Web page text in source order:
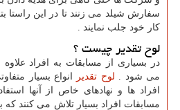
سفارش شیلد می زنند تا در این راستا
کار خود جلب نمایند .
لوح تقدیر چیست ؟
در بسیاری از مسابقات به افراد علاوه
می شود . لوح تقدیر
انواع بسیار
افراد ها و نهادهای خاص از آنها
مسابقات افراد بسیار تلاش می کنند که